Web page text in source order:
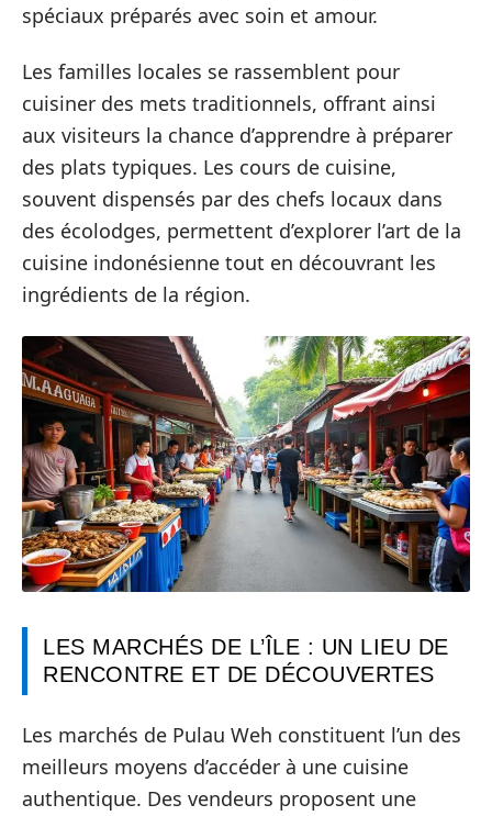
spéciaux préparés avec soin et amour.
Les familles locales se rassemblent pour
cuisiner des mets traditionnels, offrant ainsi
aux visiteurs la chance d’apprendre à préparer
des plats typiques. Les cours de cuisine,
souvent dispensés par des chefs locaux dans
des écolodges, permettent d’explorer l’art de la
cuisine indonésienne tout en découvrant les
ingrédients de la région.
LES MARCHÉS DE L’ÎLE : UN LIEU DE
RENCONTRE ET DE DÉCOUVERTES
Les marchés de Pulau Weh constituent l’un des
meilleurs moyens d’accéder à une cuisine
authentique. Des vendeurs proposent une